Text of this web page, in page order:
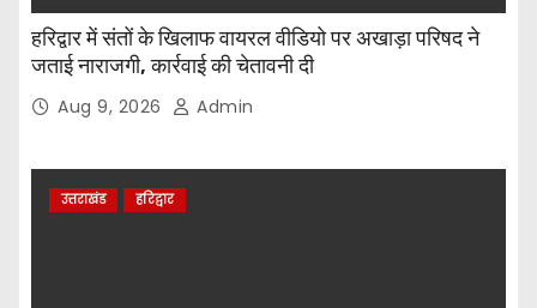
हरिद्वार में संतों के खिलाफ वायरल वीडियो पर अखाड़ा परिषद ने
जताई नाराजगी, कार्रवाई की चेतावनी दी
Aug 9, 2026 Admin
उत्तराखंड हरिद्वार